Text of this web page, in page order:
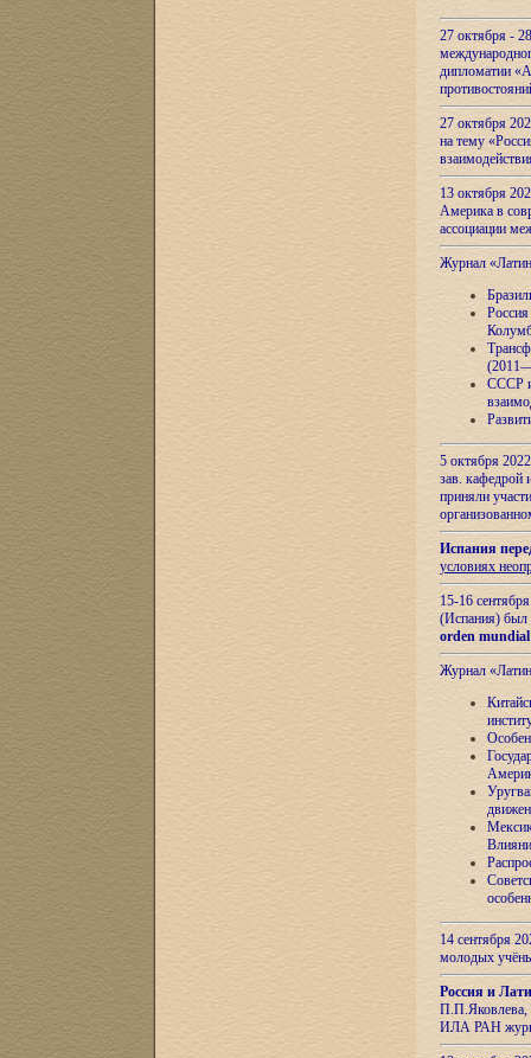
27 октября -
дипломатии
27 октября
на тему
13 октября
Америка в
ассоциации
Журнал
СССР и
5 октября
зав.
приняли
Испания
условиях
15-16
(Испания) был
orden
Журнал
14 сентября
молодых
Россия и
П.П.Яковлева,
ИЛА РАН